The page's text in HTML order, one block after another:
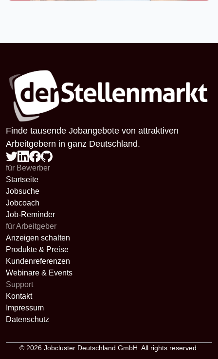
Finde tausende Jobangebote von attraktiven
Arbeitgebern in ganz Deutschland.
für Bewerber
Startseite
Jobsuche
Jobcoach
Job-Reminder
für Arbeitgeber
Anzeigen schalten
Produkte & Preise
Kundenreferenzen
Webinare & Events
Support
Kontakt
Impressum
Datenschutz
© 2026 Jobcluster Deutschland GmbH. All rights reserved.